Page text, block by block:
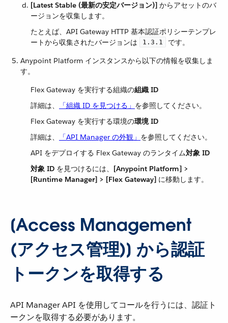
[Latest Stable (最新の安定バージョン)] ​ からアセットのバ
ージョンを収集します。
たとえば、API Gateway HTTP 基本認証ポリシーテンプレ
ートから収集されたバージョンは ​
1.3.1
​ です。
Anypoint Platform インスタンスから以下の情報を収集しま
す。
Flex Gateway を実行する組織の​組織 ID
詳細は、​
「組織 ID を見つける」 ​を参照してください。
Flex Gateway を実行する環境の​環境 ID
詳細は、​
「API Manager の外観」 ​を参照してください。
API をデプロイする Flex Gateway のランタイム​対象 ID
対象 ID ​ を見つけるには、​ [Anypoint Platform] >
[Runtime Manager] > [Flex Gateway] ​ に移動します。
[Access Management
(アクセス管理)] から認証
トークンを取得する
API Manager API を使用してコールを行うには、認証ト
ークンを取得する必要があります。